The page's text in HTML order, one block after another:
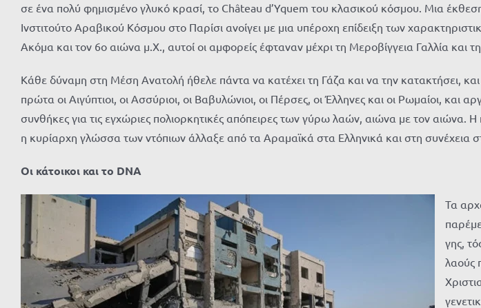
σε ένα πολύ φημισμένο γλυκό κρασί, το Château d’Yquem του κλασικού κόσμου. Μια έκθεση
Ινστιτούτο Αραβικού Κόσμου στο Παρίσι ανοίγει με μια υπέροχη επίδειξη των χαρα
Ακόμα και τον 6ο αιώνα μ.Χ., αυτοί οι αμφορείς έφταναν μέχρι τη Μεροβίγγεια Γαλλία και
Κάθε δύναμη στη Μέση Ανατολή ήθελε πάντα να κατέχει τη Γάζα και να την κατακτήσει,
πρώτα οι Αιγύπτιοι, οι Ασσύριοι, οι Βαβυλώνιοι, οι Πέρσες, οι Έλληνες και οι Ρωμαίοι, και
συνθήκες για τις εγχώριες πολιορκητικές απόπειρες των γύρω λαών, αιώνα με τον αιώνα. Η
η κυρίαρχη γλώσσα των ντόπιων άλλαξε από τα Αραμαϊκά στα Ελληνικά και στη συνέχεια
Οι κάτοικοι και το DNA
Τα
γης,
λαούς